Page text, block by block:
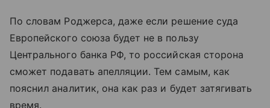
По словам Роджерса, даже если решение суда
Европейского союза будет не в пользу
Центрального банка РФ, то российская сторона
сможет подавать апелляции. Тем самым, как
пояснил аналитик, она как раз и будет затягивать
время.